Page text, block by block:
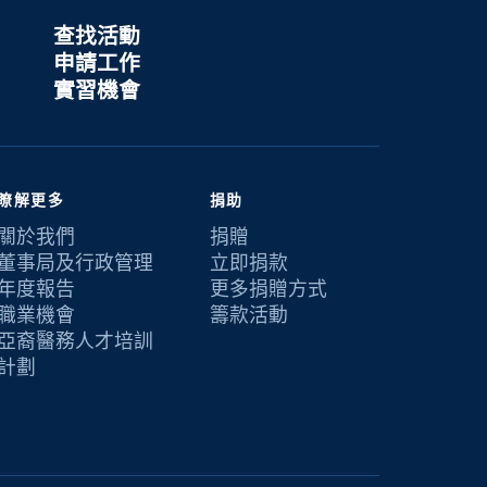
查找活動
申請工作
實習機會
解更多
於我們
事局及行政管理
度報告
業機會
裔醫務人才培訓
劃
捐助
捐贈
立即捐款
更多捐贈方式
籌款活動